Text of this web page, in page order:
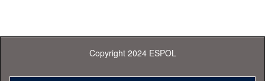
Copyright 2024 ESPOL